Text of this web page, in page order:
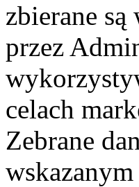
zbierane
przez
celach
Zebrane